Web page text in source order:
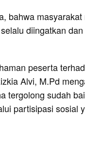
bahwa
diingatkan
peserta
Alvi, M.Pd
tergolong sudah
partisipasi sosial